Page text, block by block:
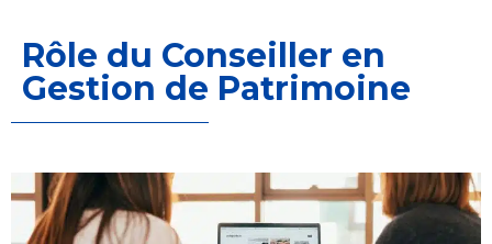
Rôle du Conseiller en
Gestion de Patrimoine